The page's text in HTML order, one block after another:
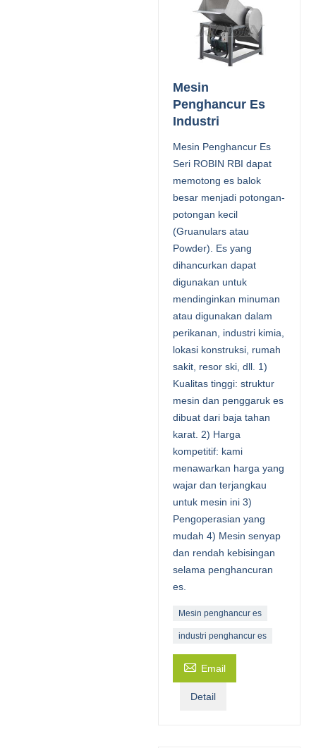
Mesin
Penghancur Es
Industri
Mesin Penghancur Es
Seri ROBIN RBI dapat
memotong es balok
besar menjadi potongan-
potongan kecil
(Gruanulars atau
Powder). Es yang
dihancurkan dapat
digunakan untuk
mendinginkan minuman
atau digunakan dalam
perikanan, industri kimia,
lokasi konstruksi, rumah
sakit, resor ski, dll. 1)
Kualitas tinggi: struktur
mesin dan penggaruk es
dibuat dari baja tahan
karat. 2) Harga
kompetitif: kami
menawarkan harga yang
wajar dan terjangkau
untuk mesin ini 3)
Pengoperasian yang
mudah 4) Mesin senyap
dan rendah kebisingan
selama penghancuran
es.
Mesin penghancur es
industri penghancur es
 Email
Detail